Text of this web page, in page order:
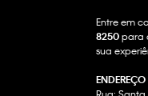
Entre em
8250para
sua
ENDEREÇO